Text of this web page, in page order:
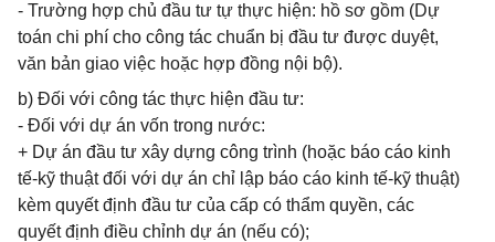
- Trường hợp chủ đầu tư tự thực hiện: hồ sơ gồm (Dự
toán chi phí cho công tác chuẩn bị đầu tư được duyệt,
văn bản giao việc hoặc hợp đồng nội bộ).
b) Đối với công tác thực hiện đầu tư:
- Đối với dự án vốn trong nước:
+ Dự án đầu tư xây dựng công trình (hoặc báo cáo kinh
tế-kỹ thuật đối với dự án chỉ lập báo cáo kinh tế-kỹ thuật)
kèm quyết định đầu tư của cấp có thẩm quyền, các
quyết định điều chỉnh dự án (nếu có);